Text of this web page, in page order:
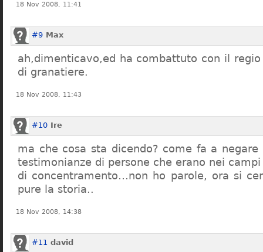
18 Nov 2008, 11:41
#9 Max
ah,dimenticavo,ed ha combattuto con il
di granatiere.
18 Nov 2008, 11:43
#10 Ire
ma che cosa sta dicendo? come fa a
testimonianze di persone che erano nei campi
di concentramento…non ho parole, ora si
pure la storia..
18 Nov 2008, 14:38
#11 david